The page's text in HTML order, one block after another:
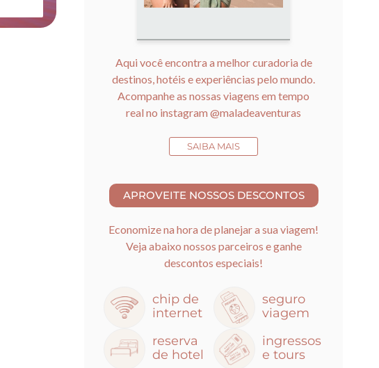
Aqui você encontra a melhor curadoria de
destinos, hotéis e experiências pelo mundo.
Acompanhe as nossas viagens em tempo
real no instagram @maladeaventuras
SAIBA MAIS
Economize na hora de planejar a sua viagem!
Veja abaixo nossos parceiros e ganhe
descontos especiais!
chip de
internet
seguro
viagem
reserva
de hotel
ingressos
e tours